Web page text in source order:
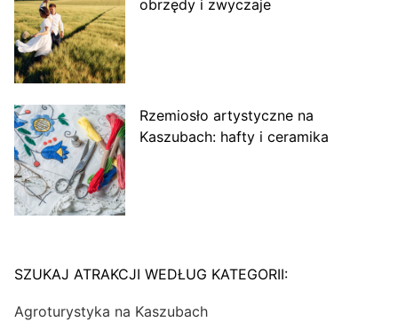
obrzędy i zwyczaje
Rzemiosło artystyczne na
Kaszubach: hafty i ceramika
SZUKAJ ATRAKCJI WEDŁUG KATEGORII:
Agroturystyka na Kaszubach